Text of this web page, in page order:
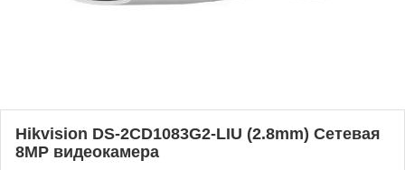
Hikvision DS-2CD1083G2-LIU (2.8mm) Сетевая
8MP видеокамера